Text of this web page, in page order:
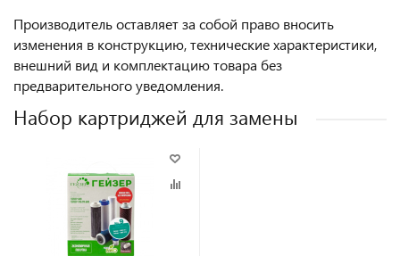
Производитель оставляет за собой право вносить
изменения в конструкцию, технические характеристики,
внешний вид и комплектацию товара без
предварительного уведомления.
Набор картриджей для замены